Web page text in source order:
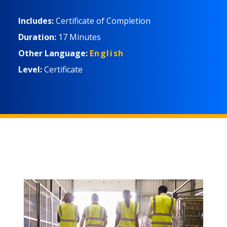
emergencia. Los participantes aprenderán cómo
crea
Includes:Certificate of Completion
Duration: 17 Minutes
Other Language: English
Level:Certificate